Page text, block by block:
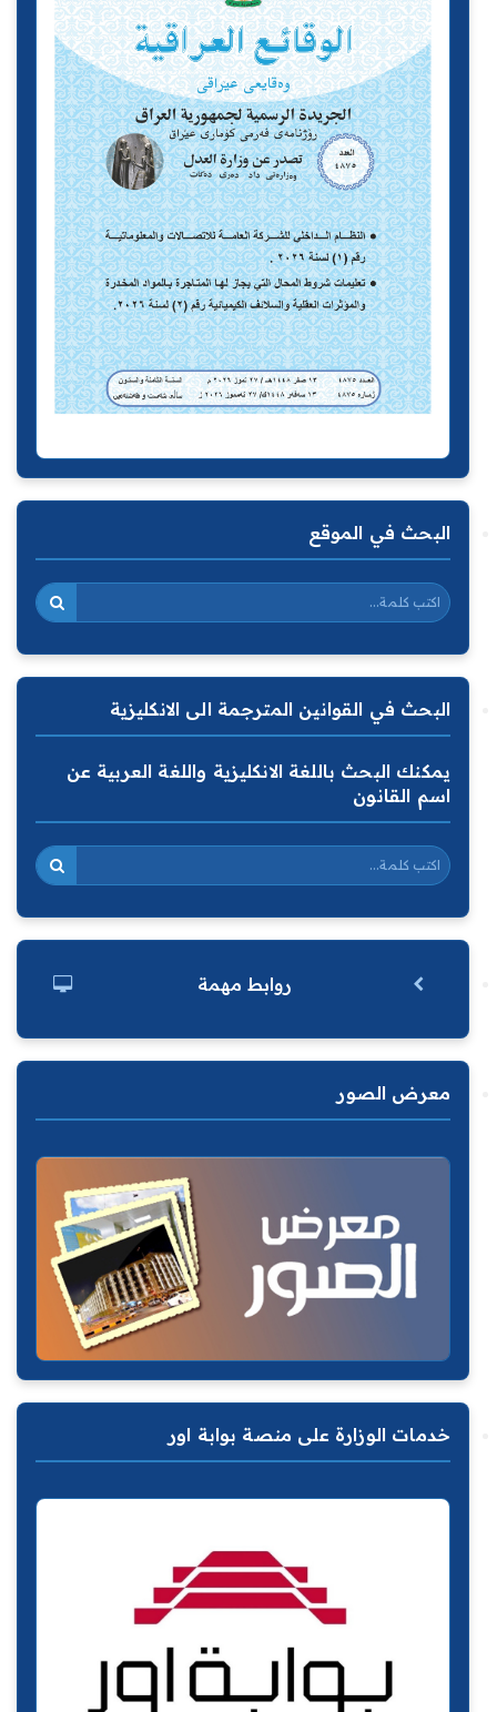
البحث في الموقع
البحث في القوانين المترجمة الى الانكليزية
يمكنك البحث باللغة الانكليزية واللغة العربية عن
اسم القانون
روابط مهمة
معرض الصور
خدمات الوزارة على منصة بوابة اور